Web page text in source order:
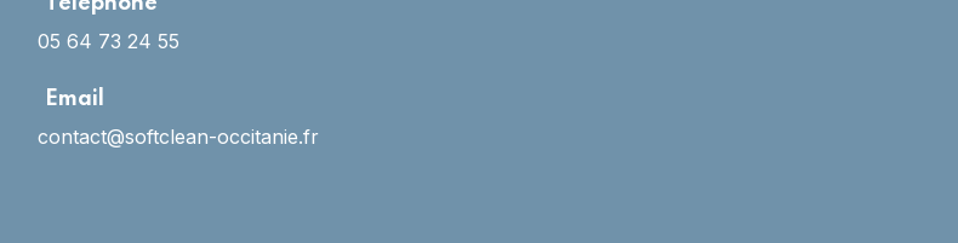
05 64 73 24 55
Email
contact@softclean-occitanie.fr